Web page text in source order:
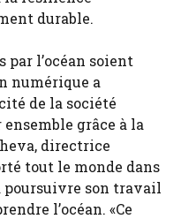
durable.
par l’océan soient
numérique a
de la société
grâce à la
directrice
tout le monde dans
poursuivre son travail
l’océan. «Ce